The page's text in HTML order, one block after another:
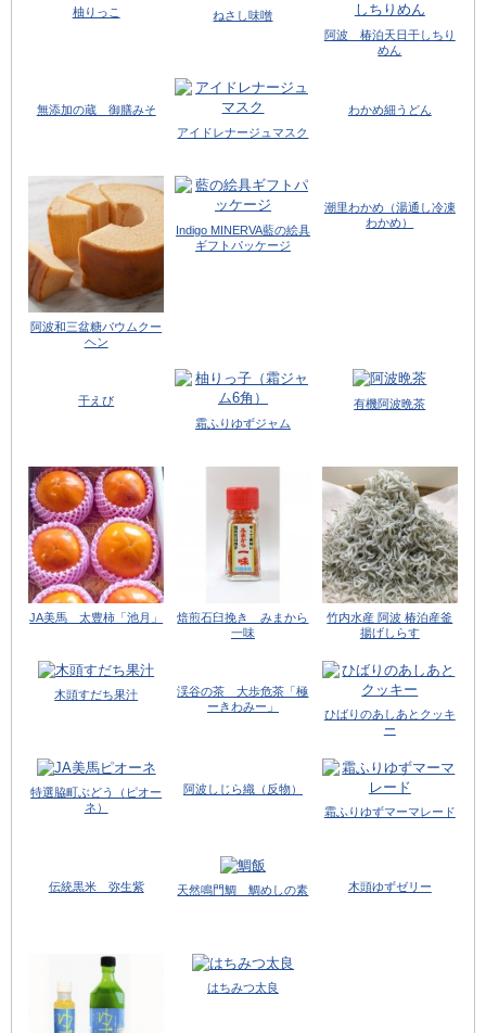
柚りっこ
ねさし味噌
阿波 椿泊天日干しちり
めん
無添加の蔵 御膳みそ
アイドレナージュマスク
わかめ細うどん
阿波和三盆糖バウムクー
ヘン
Indigo MINERVA藍の絵具
ギフトパッケージ
潮里わかめ（湯通し冷凍
わかめ）
干えび
霜ふりゆずジャム
有機阿波晩茶
JA美馬 太豊柿「池月」
焙煎石臼挽き みまから
一味
竹内水産 阿波 椿泊産釜
揚げしらす
木頭すだち果汁
渓谷の茶 大歩危茶「極
ーきわみー」
ひばりのあしあとクッキ
ー
特選脇町ぶどう（ピオー
ネ）
阿波しじら織（反物）
霜ふりゆずマーマレード
伝統黒米 弥生紫 天然鳴門鯛 鯛めしの素 木頭ゆずゼリー
はちみつ太良